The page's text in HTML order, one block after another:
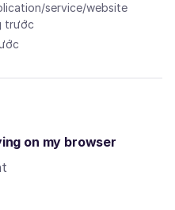
service/website
trước
on my browser